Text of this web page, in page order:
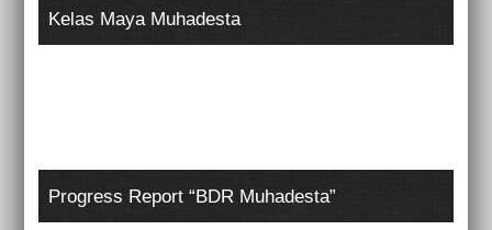
Kelas Maya Muhadesta
Progress Report “BDR Muhadesta”